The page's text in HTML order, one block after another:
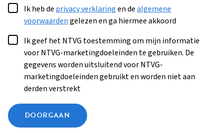
Ik heb de privacy verklaringen dealgemene
voorwaardengelezen en ga hiermee akkoord
Ik geef het NTVG toestemming om mijn informatie
voor NTVG-marketingdoeleinden te gebruiken. De
gegevens worden uitsluitend voor NTVG-
marketingdoeleinden gebruikt en worden niet aan
derden verstrekt
DOORGAAN